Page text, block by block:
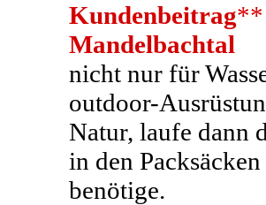
Kundenbeitrag**
Mandelbachtal
nicht nur für
outdoor-
Natur, laufe dann
in den
benötige.